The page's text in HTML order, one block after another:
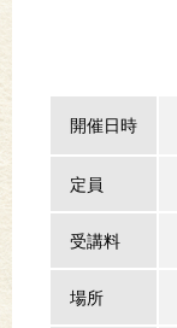
開催日時
定員
受講料
場所